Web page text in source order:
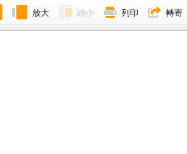
放大 縮小 列印 轉寄